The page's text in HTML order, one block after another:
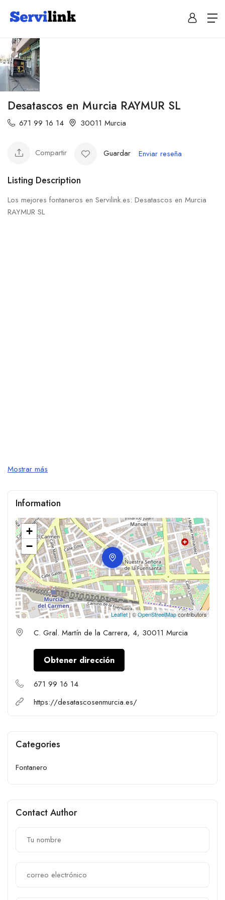
Desatascos en Murcia RAYMUR SL
671 99 16 14 30011 Murcia
Compartir Guardar Enviar reseña
Listing Description
Los mejores fontaneros en Servilink.es: Desatascos en Murcia
RAYMUR SL
Mostrar más
Information
+
−
Leaflet| ©OpenStreetMapcontributors
C. Gral. Martín de la Carrera, 4, 30011 Murcia
Obtener dirección
671 99 16 14
https://desatascosenmurcia.es/
Categories
Fontanero
Contact Author